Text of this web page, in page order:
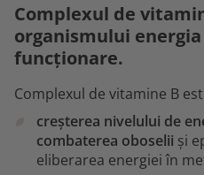
Complexul de
organismului
funcționare.
Complexul de vitamine B
creșterea nivelului de
combaterea oboselii și
eliberarea energiei în